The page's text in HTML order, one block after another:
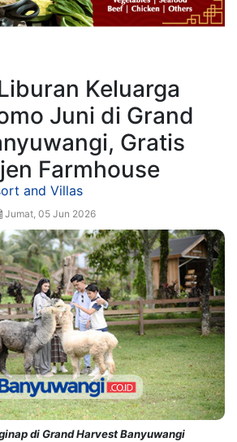
Keluarga
Juni di Grand
Gratis
Farmhouse
and Villas
Jumat, 05 Jun 2026
di Grand Harvest Banyuwangi